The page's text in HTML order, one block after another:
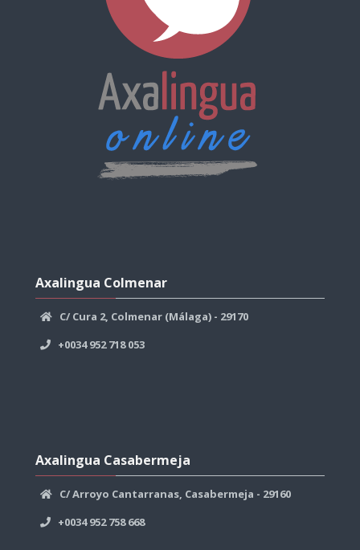
überspringen
Axalingua Colmenar
C/ Cura 2, Colmenar (Málaga) - 29170
+0034 952 718 053
überspringen
Axalingua Casabermeja
C/ Arroyo Cantarranas, Casabermeja - 29160
+0034 952 758 668